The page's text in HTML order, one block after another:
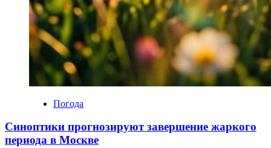
Погода
Синоптики прогнозируют завершение жаркого
периода в Москве